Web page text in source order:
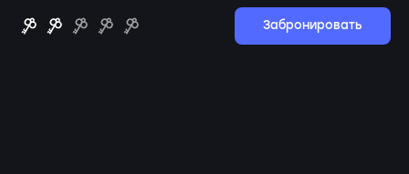
Забронировать